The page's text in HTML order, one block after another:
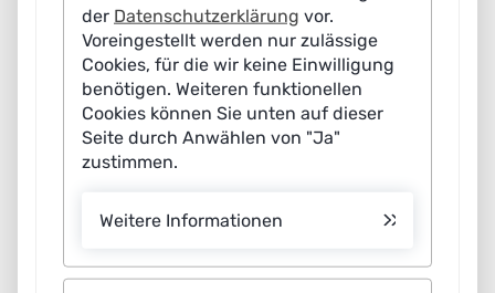
als unabhängiger Makler unterschiedliche
Perspektiven bündeln.
den gesellschaftlichen Dialog zum Thema Künstliche
Intelligenz fördern.
Kooperationen in Forschung und Entwicklung
der Datenschutzerklärung vor.
Voreingestellt werden nur zulässige
Cookies, für die wir keine Einwilligung
benötigen. Weiteren funktionellen
Cookies können Sie unten auf dieser
Seite durch Anwählen von "Ja"
zustimmen.
Weitere Informationen